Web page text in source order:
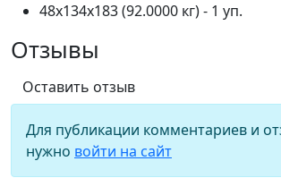
48x134x183 (92.0000 кг) - 1 уп.
Отзывы
Оставить отзыв
Для публикации комментариев и
нужно войти на сайт